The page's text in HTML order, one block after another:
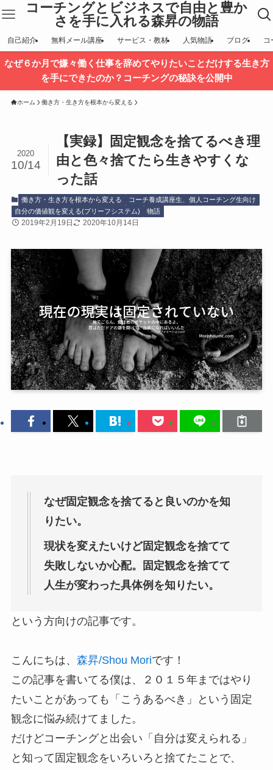
コーチングとビジネスで自由と豊か
さを手に入れる森昇の物語
自己紹介 無料メール講座 サービス・教材 人気物語 ブログ コ
なぜ６か月で嫌々働く仕事を辞めてやりたいことだけする生き方
を手にできたのか？コーチングの秘訣を公開中
ホーム 働き方・生き方を根本から変える
【実録】固定観念を捨てるべき理
由と色々捨てたら生きやすくな
った話
2020
10/14
働き方・生き方を根本から変える
コーチ養成講座生、個人コーチング生向け
自分の価値観を変える(ブリーフシステム)
物語
2019年2月19日 2020年10月14日
なぜ固定観念を捨てると良いのかを知
りたい。
現状を変えたいけど固定観念を捨てて
失敗しないか心配。固定観念を捨てて
人生が変わった具体例を知りたい。
という方向けの記事です。
こんにちは、 森昇/Shou Moriです！
この記事を書いてる僕は、２０１５年まではやり
たいことがあっても「こうあるべき」という固定
観念に悩み続けてました。
だけどコーチングと出会い「自分は変えられる」
と知って固定観念をいろいろと捨てたことで、